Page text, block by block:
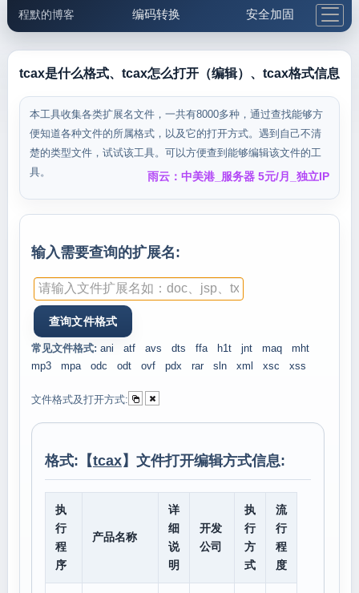
程默的博客 编码转换 安全加固
邮件工具 生活便民 更多工具
5.1支付宝大红包
tcax是什么格式、tcax怎么打开（编辑）、tcax格式信息
本工具收集各类扩展名文件，一共有8000多种，通过查找能够方
便知道各种文件的所属格式，以及它的打开方式。遇到自己不清
楚的类型文件，试试该工具。可以方便查到能够编辑该文件的工
具。
雨云：中美港_服务器 5元/月_独立IP
输入需要查询的扩展名:
常见文件格式: ani atf avs dts ffa h1t jnt maq
mht
mp3
mpa odc odt ovf pdx rar sln xml xsc xss
文件格式及打开方式:
格式:【tcax】文件打开编辑方式信息:
执
行
程
序
产品名称
详
细
说
明
开发
公司
执
行
方
式
流
行
程
度